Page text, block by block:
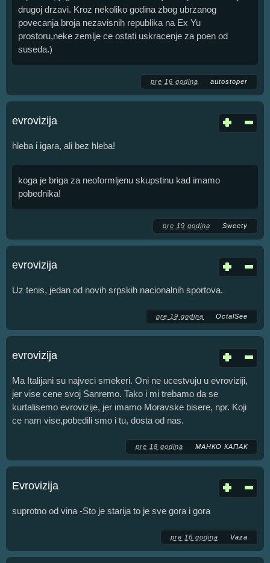
drugoj drzavi. Kroz nekoliko godina zbog ubrzanog
povecanja broja nezavisnih republika na Ex Yu
prostoru,neke zemlje ce ostati uskracenje za poen od
suseda.)
pre 16 godina autostoper
evrovizija
hleba i igara, ali bez hleba!
koga je briga za neoformljenu skupstinu kad imamo
pobednika!
pre 19 godina Sweety
evrovizija
Uz tenis, jedan od novih srpskih nacionalnih sportova.
pre 19 godina OctalSee
evrovizija
Ma Italijani su najveci smekeri. Oni ne ucestvuju u evroviziji,
jer vise cene svoj Sanremo. Tako i mi trebamo da se
kurtalisemo evrovizije, jer imamo Moravske bisere, npr. Koji
ce nam vise,pobedili smo i tu, dosta od nas.
pre 18 godina МАНКО КАПАК
Evrovizija
suprotno od vina -Sto je starija to je sve gora i gora
pre 16 godina Vaza